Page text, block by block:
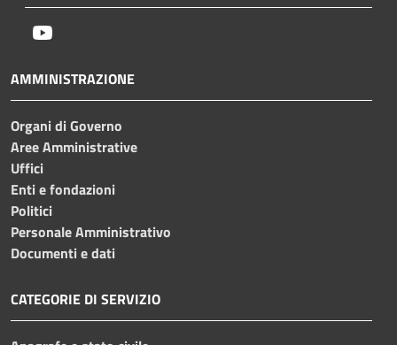
AMMINISTRAZIONE
Organi di Governo
Aree Amministrative
Uffici
Enti e fondazioni
Politici
Personale Amministrativo
Documenti e dati
CATEGORIE DI SERVIZIO